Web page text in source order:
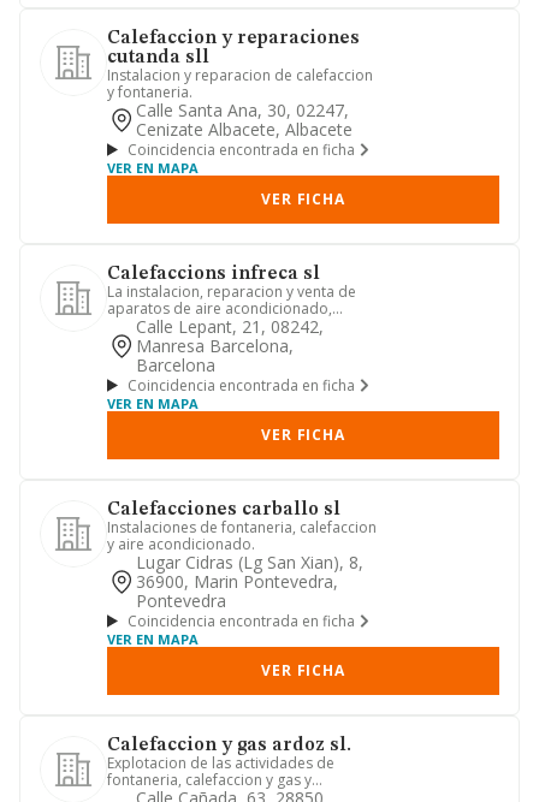
Calefaccion y reparaciones
cutanda sll
Instalacion y reparacion de calefaccion
y fontaneria.
Calle Santa Ana, 30, 02247,
Cenizate Albacete, Albacete
Coincidencia encontrada en ficha
VER EN MAPA
VER FICHA
Calefaccions infreca sl
La instalacion, reparacion y venta de
aparatos de aire acondicionado,
calefaccion, instalaciones de...
Calle Lepant, 21, 08242,
Manresa Barcelona,
Barcelona
Coincidencia encontrada en ficha
VER EN MAPA
VER FICHA
Calefacciones carballo sl
Instalaciones de fontaneria, calefaccion
y aire acondicionado.
Lugar Cidras (lg San Xian), 8,
36900, Marin Pontevedra,
Pontevedra
Coincidencia encontrada en ficha
VER EN MAPA
VER FICHA
Calefaccion y gas ardoz sl.
Explotacion de las actividades de
fontaneria, calefaccion y gas y
reformas en general, y la compra ...